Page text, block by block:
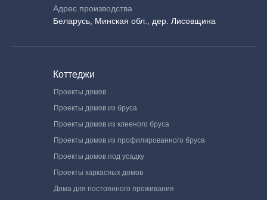
Адрес производства
Беларусь, Минская обл., дер. Лисовщина
Коттеджи
Проекты домов
Проекты домов из бруса
Проекты домов из клееного бруса
Проекты домов из профилированного бруса
Проекты домов под усадку
Проекты каркасных домов
Дома для постоянного проживания